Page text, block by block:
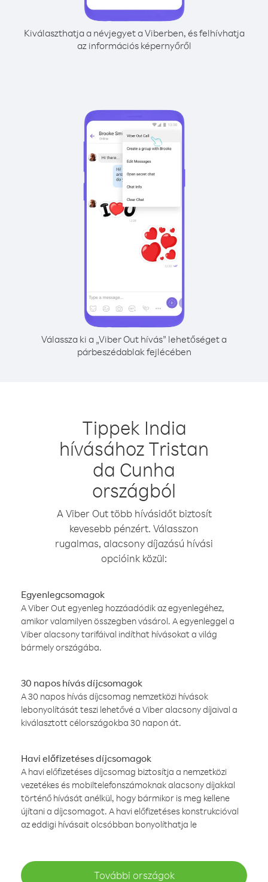
Kiválaszthatja a névjegyet a Viberben, és felhívhatja
az információs képernyőről
Válassza ki a „Viber Out hívás” lehetőséget a
párbeszédablak fejlécében
Tippek India
hívásához Tristan
da Cunha
országból
A Viber Out több hívásidőt biztosít
kevesebb pénzért. Válasszon
rugalmas, alacsony díjazású hívási
opcióink közül:
Egyenlegcsomagok
A Viber Out egyenleg hozzáadódik az egyenlegéhez,
amikor valamilyen összegben vásárol. A egyenleggel a
Viber alacsony tarifáival indíthat hívásokat a világ
bármely országába.
30 napos hívás díjcsomagok
A 30 napos hívás díjcsomag nemzetközi hívások
lebonyolítását teszi lehetővé a Viber alacsony díjaival a
kiválasztott célországokba 30 napon át.
Havi előfizetéses díjcsomagok
A havi előfizetéses díjcsomag biztosítja a nemzetközi
vezetékes és mobiltelefonszámoknak alacsony díjakkal
történő hívását anélkül, hogy bármikor is meg kellene
újítani a díjcsomagot. A havi előfizetéses konstrukcióval
az eddigi hívásait olcsóbban bonyolíthatja le
További országok